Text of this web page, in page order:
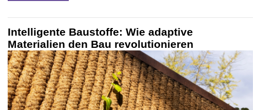
Intelligente Baustoffe: Wie adaptive
Materialien den Bau revolutionieren